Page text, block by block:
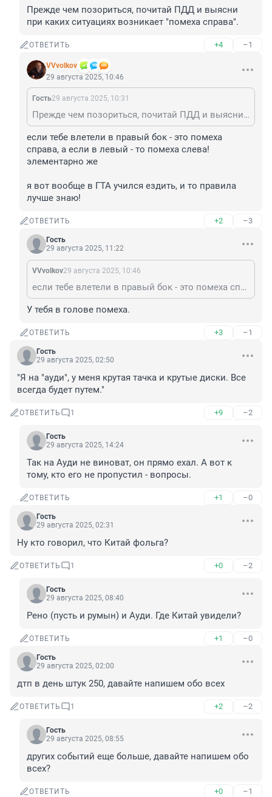
Прежде чем позориться, почитай ПДД и выясни
при каких ситуациях возникает "помеха справа".
ОТВЕТИТЬ +4 –1
VVvolkov
29 августа 2025, 10:46
Гость29 августа 2025, 10:31
Прежде чем позориться, почитай ПДД и выясни при каких ситуациях возникает "помеха справа".
если тебе влетели в правый бок - это помеха
справа, а если в левый - то помеха слева!
элементарно же
я вот вообще в ГТА учился ездить, и то правила
лучше знаю!
ОТВЕТИТЬ +2 –3
Гость
29 августа 2025, 11:22
VVvolkov29 августа 2025, 10:46
если тебе влетели в правый бок - это помеха справа, а если в левый - то помеха слева! элементарно же я вот вообще в ГТА учился ездить, и то правила лучше знаю!
У тебя в голове помеха.
ОТВЕТИТЬ +3 –1
Гость
29 августа 2025, 02:50
"Я на "ауди", у меня крутая тачка и крутые диски. Все
всегда будет путем."
ОТВЕТИТЬ 1 +9 –2
Гость
29 августа 2025, 14:24
Так на Ауди не виноват, он прямо ехал. А вот к
тому, кто его не пропустил - вопросы.
ОТВЕТИТЬ +1 –0
Гость
29 августа 2025, 02:31
Ну кто говорил, что Китай фольга?
ОТВЕТИТЬ 1 +0 –2
Гость
29 августа 2025, 08:40
Рено (пусть и румын) и Ауди. Где Китай увидели?
ОТВЕТИТЬ +1 –0
Гость
29 августа 2025, 02:00
дтп в день штук 250, давайте напишем обо всех
ОТВЕТИТЬ 1 +2 –2
Гость
29 августа 2025, 08:55
других событий еще больше, давайте напишем обо
всех?
ОТВЕТИТЬ +0 –1